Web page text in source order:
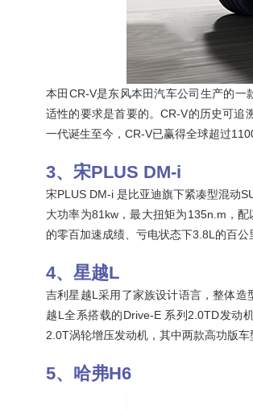
本田CR-V是东风本田汽车公司生产的
适性的要求是首要的。CR-V的历史可
一代诞生至今，CR-V已赢得全球超过
宋PLUS DM-i
宋PLUS DM-i 是比亚迪旗下紧凑型混动
大功率为81kw，最大扭矩为135n.m，
的零百加速成绩、亏电状态下3.8L的百
星越L
吉利星越L采用了家族设计语言，整体
越L全系搭载的Drive-E 系列2.0TD发动
2.0T涡轮增压发动机，其中两款高功版
哈弗H6